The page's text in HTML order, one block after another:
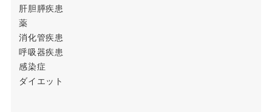
肝胆膵疾患
薬
消化管疾患
呼吸器疾患
感染症
ダイエット